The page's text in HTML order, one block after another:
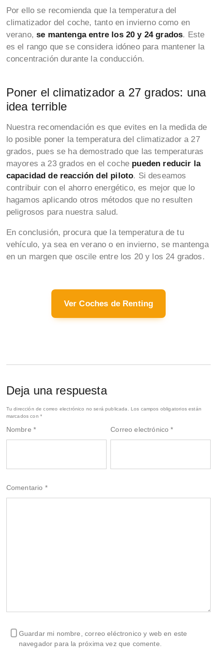
Por ello se recomienda que la temperatura del
climatizador del coche, tanto en invierno como en
verano, se mantenga entre los 20 y 24 grados. Este
es el rango que se considera idóneo para mantener la
concentración durante la conducción.
Poner el climatizador a 27 grados: una
idea terrible
Nuestra recomendación es que evites en la medida de
lo posible poner la temperatura del climatizador a 27
grados, pues se ha demostrado que las temperaturas
mayores a 23 grados en el coche pueden reducir la
capacidad de reacción del piloto. Si deseamos
contribuir con el ahorro energético, es mejor que lo
hagamos aplicando otros métodos que no resulten
peligrosos para nuestra salud.
En conclusión, procura que la temperatura de tu
vehículo, ya sea en verano o en invierno, se mantenga
en un margen que oscile entre los 20 y los 24 grados.
Ver Coches de Renting
Deja una respuesta
Tu dirección de correo electrónico no será publicada. Los campos obligatorios están
marcados con *
Nombre * Correo electrónico*
Comentario *
Guardar mi nombre, correo eléctronico y web en este
navegador para la próxima vez que comente.